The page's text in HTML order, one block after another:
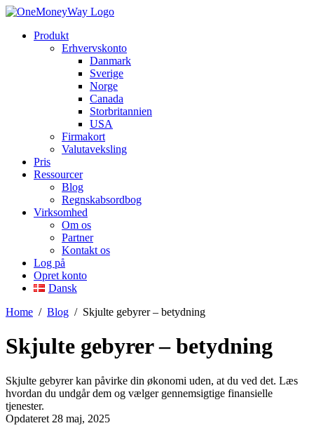
Produkt
Erhvervskonto
Danmark
Sverige
Norge
Canada
Storbritannien
USA
Firmakort
Valutaveksling
Pris
Ressourcer
Blog
Regnskabsordbog
Virksomhed
Om os
Partner
Kontakt os
Log på
Opret konto
Dansk
Home / Blog / Skjulte gebyrer – betydning
Skjulte gebyrer – betydning
Skjulte gebyrer kan påvirke din økonomi uden, at du ved det. Læs
hvordan du undgår dem og vælger gennemsigtige finansielle
tjenester.
Opdateret 28 maj, 2025